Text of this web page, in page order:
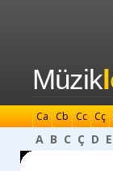
Müzik
Ca Cb Cc Cç
A B C Ç D E